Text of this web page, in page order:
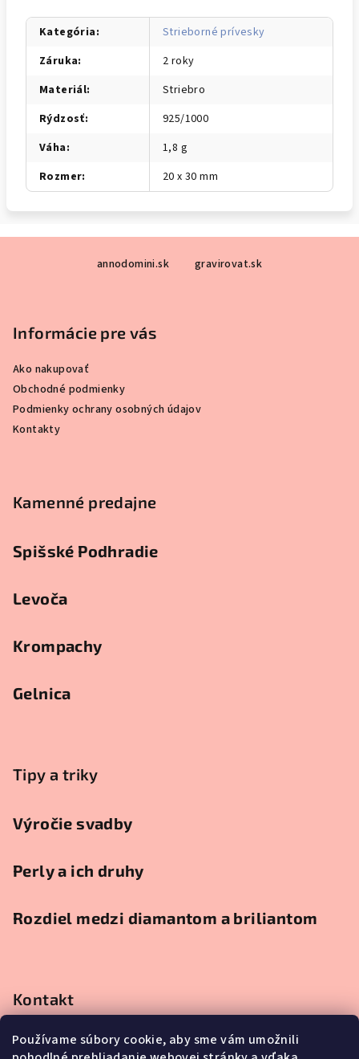
Používame súbory cookie, aby sme vám umožnili
Kategória:
Strieborné prívesky
Záruka:
2 roky
Materiál:
Striebro
Rýdzosť:
925/1000
Váha:
1,8 g
Rozmer: 20 x 30 mm
annodomini.sk gravirovat.sk
Informácie pre vás
Ako nakupovať
Obchodné podmienky
Podmienky ochrany osobných údajov
Kontakty
Kamenné predajne
Spišské Podhradie
Levoča
Krompachy
Gelnica
Tipy a triky
Výročie svadby
Perly a ich druhy
Rozdiel medzi diamantom a briliantom
Kontakt
obchod@klenotnici.sk
0911991111